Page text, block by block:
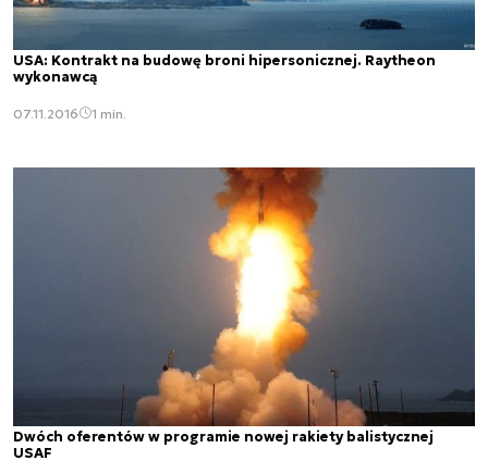
USA: Kontrakt na budowę broni hipersonicznej. Raytheon
wykonawcą
07.11.2016 1 min.
Dwóch oferentów w programie nowej rakiety balistycznej
USAF